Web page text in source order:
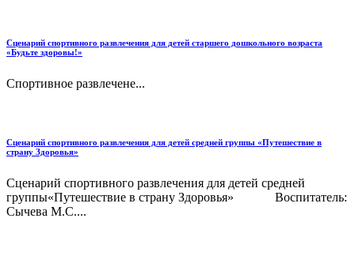
Сценарий спортивного развлечения для детей старшего дошкольного возраста
«Будьте здоровы!»
Спортивное развлечене...
Сценарий спортивного развлечения для детей средней группы «Путешествие в
страну Здоровья»
Сценарий спортивного развлечения для детей средней
группы«Путешествие в страну Здоровья» Воспитатель:
Сычева М.С....